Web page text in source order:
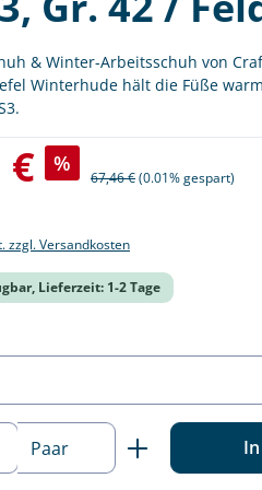
& Winter-Arbeitsschuh von
Winterhude hält die Füße
€ %
Regulärer Preis:
67,46 €(0.01% gespart)
zzgl. Versandkosten
Lieferzeit: 1-2 Tage
Gib den
Paar